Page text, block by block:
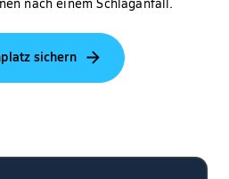
sichern